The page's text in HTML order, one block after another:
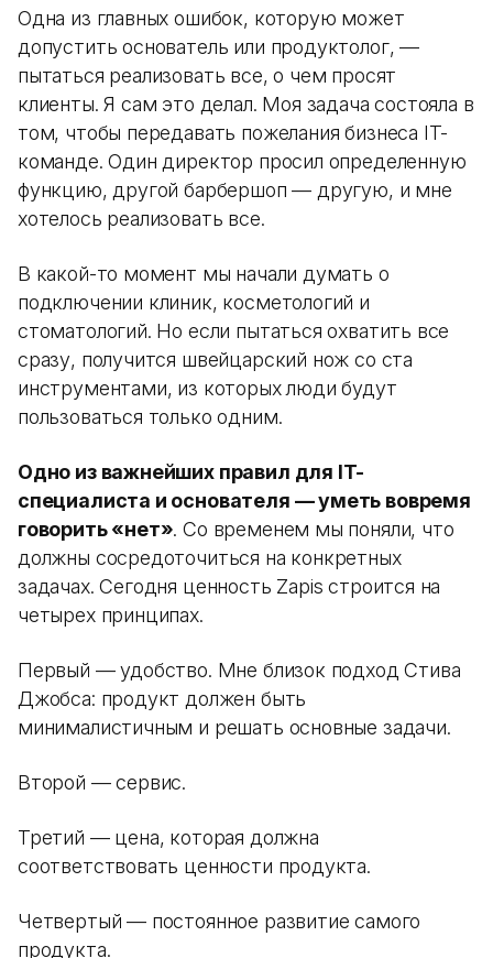
Одна из главных ошибок, которую может
допустить основатель или продуктолог, —
пытаться реализовать все, о чем просят
клиенты. Я сам это делал. Моя задача состояла в
том, чтобы передавать пожелания бизнеса IT-
команде. Один директор просил определенную
функцию, другой барбершоп — другую, и мне
хотелось реализовать все.
В какой-то момент мы начали думать о
подключении клиник, косметологий и
стоматологий. Но если пытаться охватить все
сразу, получится швейцарский нож со ста
инструментами, из которых люди будут
пользоваться только одним.
Одно из важнейших правил для IT-
специалиста и основателя — уметь вовремя
говорить «нет». Со временем мы поняли, что
должны сосредоточиться на конкретных
задачах. Сегодня ценность Zapis строится на
четырех принципах.
Первый — удобство. Мне близок подход Стива
Джобса: продукт должен быть
минималистичным и решать основные задачи.
Второй — сервис.
Третий — цена, которая должна
соответствовать ценности продукта.
Четвертый — постоянное развитие самого
продукта.